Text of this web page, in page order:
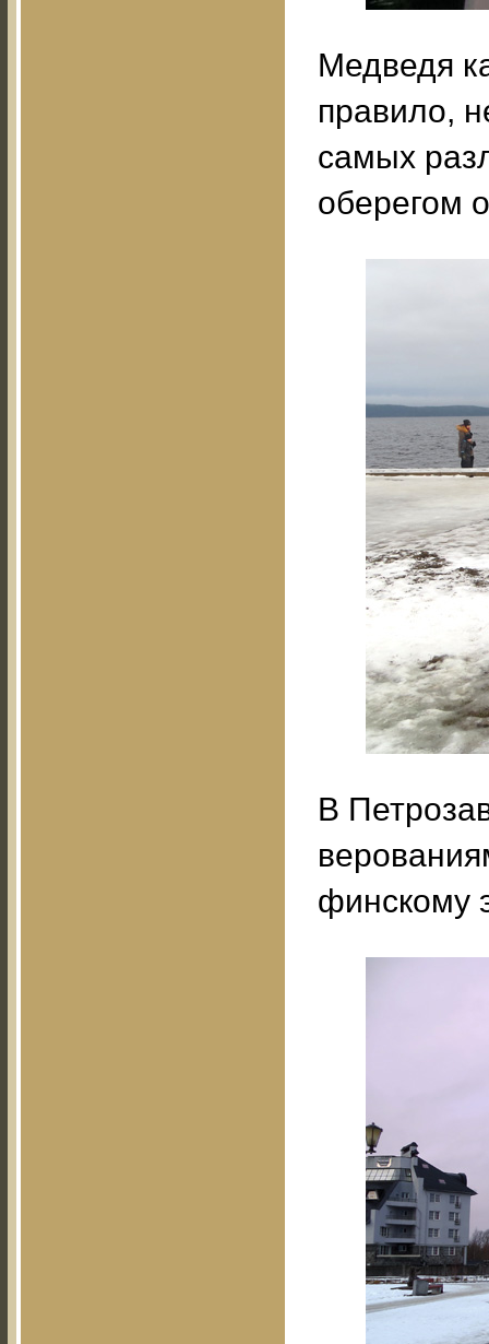
Медведя
правило,
самых
оберегом
В
финскому